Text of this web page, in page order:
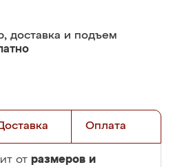
доставка и подъем
Оплата
от размеров и